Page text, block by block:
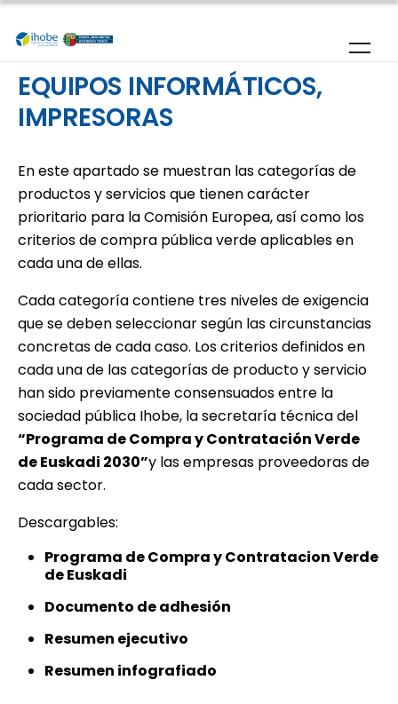
Pasar al contenido principal
EQUIPOS INFORMÁTICOS,
IMPRESORAS
En este apartado se muestran las categorías de
productos y servicios que tienen carácter
prioritario para la Comisión Europea, así como los
criterios de compra pública verde aplicables en
cada una de ellas.
Cada categoría contiene tres niveles de exigencia
que se deben seleccionar según las circunstancias
concretas de cada caso. Los criterios definidos en
cada una de las categorías de producto y servicio
han sido previamente consensuados entre la
sociedad pública Ihobe, la secretaría técnica del
“Programa de Compra y Contratación Verde
de Euskadi 2030”y las empresas proveedoras de
cada sector.
Descargables:
Programa de Compra y Contratacion Verde
de Euskadi
Documento de adhesión
Resumen ejecutivo
Resumen infografiado